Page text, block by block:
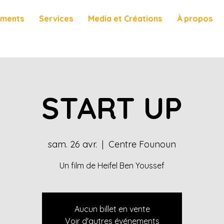
Services Media et Créations À propos
START UP
sam. 26 avr.
  |
Centre Founoun
Un film de Heifel Ben Youssef
Aucun billet en vente
Voir d'autres événements